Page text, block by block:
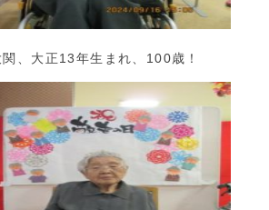
関、大正13年生まれ、100歳！